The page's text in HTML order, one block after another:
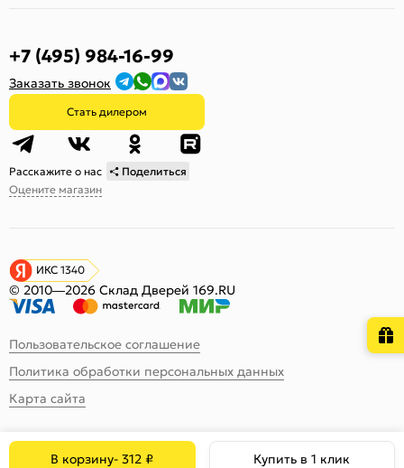
В корзину-312 ₽ Купить в 1 клик
+7 (495) 984-16-99
Заказать звонок
Стать дилером
Расскажите о нас
Поделиться
Оцените магазин
ИКС 1340
© 2010—2026 Склад Дверей 169.RU
Пользовательское соглашение
Политика обработки персональных данных
Карта сайта